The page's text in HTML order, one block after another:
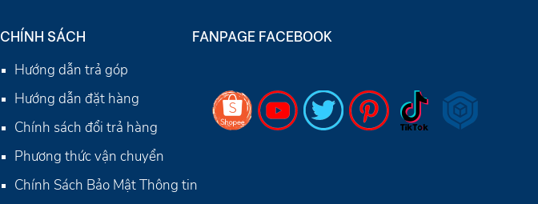
CHÍNH SÁCH
Hướng dẫn trả góp
Hướng dẫn đặt hàng
Chính sách đổi trả hàng
Phương thức vận chuyển
Chính Sách Bảo Mật Thông tin
FANPAGE FACEBOOK